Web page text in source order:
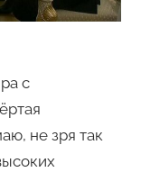
с
не зря так